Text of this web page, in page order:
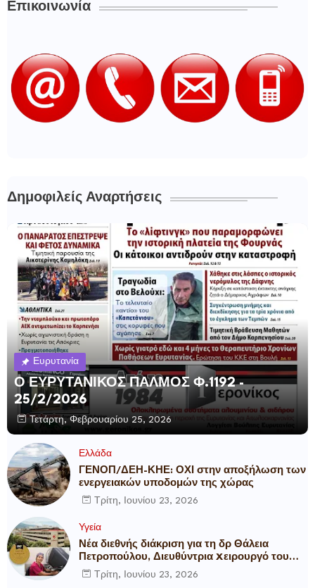
Επικοινωνία
Δημοφιλείς Αναρτήσεις
Ευρυτανία
Ο ΕΥΡΥΤΑΝΙΚΟΣ ΠΑΛΜΟΣ Φ.1192 -
25/2/2026
Τετάρτη, Φεβρουαρίου 25, 2026
Ελλάδα
ΓΕΝΟΠ/ΔΕΗ-ΚΗΕ: ΟΧΙ στην αποξήλωση των
ενεργειακών υποδομών της χώρας
Τρίτη, Ιουνίου 23, 2026
Υγεία
Νέα διεθνής διάκριση για τη δρ Θάλεια
Πετροπούλου, Διευθύντρια Xειρουργό του
Metropolitan General
Τρίτη, Ιουνίου 23, 2026